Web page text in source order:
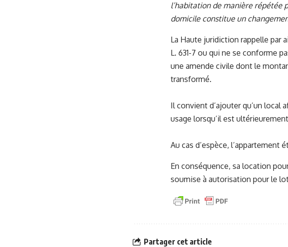
l’habitation de manière répétée
domicile constitue un
La Haute juridiction rappelle par
L. 631-7 ou qui ne se conforme
une amende civile dont le
transformé.
Il convient d’ajouter qu’un local
usage lorsqu’il est
Au cas d’espèce, l’appartement
En conséquence, sa location
soumise à autorisation pour le
Partager cet article